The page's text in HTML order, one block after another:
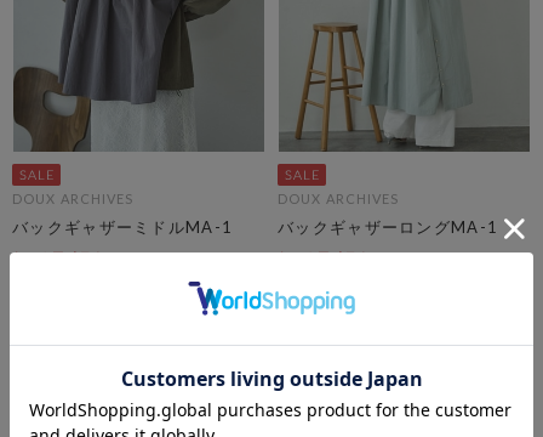
DOUX ARCHIVES
バックギャザーミドルMA-1
セールアイテムALL10%OFF
DOUX ARCHIVES
バックギャザーロングMA-1
セールアイテムALL10%OFF
￥10,758
￥17,930